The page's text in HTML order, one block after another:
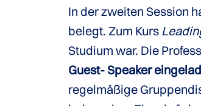
In der zweiten Session
belegt. Zum Kurs
Studium war. Die
Guest- Speaker
regelmäßige